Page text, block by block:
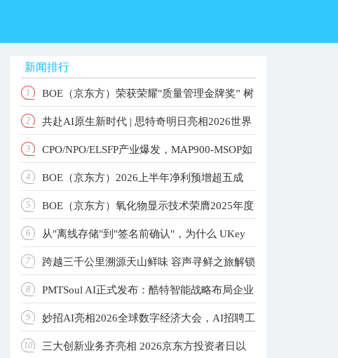
新闻排行
1 BOE（京东方）荣获荣耀"质量管理金牌奖” 树
立品质共赢产业新标杆
2 共赴AI原生新时代 | 思特奇明日亮相2026世界
人工智能大会！
3 CPO/NPO/ELSFP产业爆发，MAP900-MSOP如
何重构高速光测标准？
4 BOE（京东方）2026上半年净利预增超五成
主业根基稳固增长动能强劲
5 BOE（京东方）氧化物显示技术荣膺2025年度
国家科学技术进步奖 以创新驱动引领显示技术新纪
元
6 从"离线存储"到"签名前确认"，为什么 UKey
更值得关注？
7 跨越三千公里溯源天山鲜味 容声寻鲜之旅解锁
大冰象深冷锁鲜实力
8 PMTSoul AI正式发布：酷特智能战略布局企业
级Agent OS，让每家公司拥有自己的AI团队
9 妙招AI亮相2026全球数字经济大会，AI招聘工
作台入选国家级典型案例
10 三大创新业务齐亮相 2026京东方投资者日以